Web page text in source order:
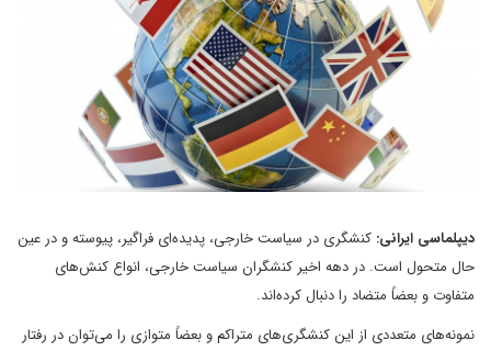
دیپلماسی ایرانی: کنشگری در سیاست خارجی، پدیده‌ای فراگیر، پیوسته و در عین
حال متحول است. در دهه اخیر کنشگران سیاست خارجی، انواع کنش‌های
متفاوت و بعضاً متضاد را دنبال کرده‌اند.
نمونه‌های متعددی از این کنشگری‌های متراکم و بعضاً متوازی را می‌توان در رفتار